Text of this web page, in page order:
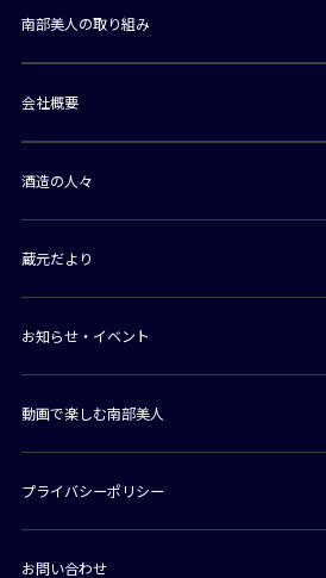
南部美人の取り組み
会社概要
酒造の人々
蔵元だより
お知らせ・イベント
動画で楽しむ南部美人
プライバシーポリシー
お問い合わせ